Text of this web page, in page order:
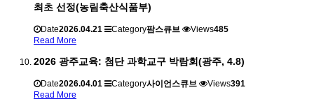
최초 선정(농림축산식품부)
Date2026.04.21 Category팜스큐브 Views485
Read More
2026 광주교육: 첨단 과학교구 박람회(광주, 4.8)
Date2026.04.01 Category사이언스큐브 Views391
Read More